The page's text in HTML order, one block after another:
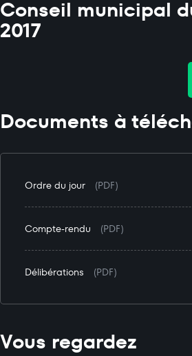
Conseil municipal
2017
Documents à
Ordre du jour (PDF)
Compte-rendu (PDF)
Délibérations (PDF)
Vous regardez